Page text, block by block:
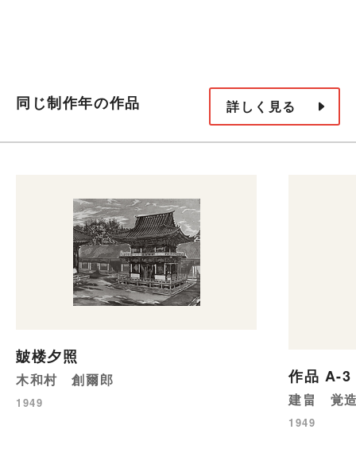
同じ制作年の作品 詳しく見る
皷楼夕照
木和村 創爾郎
1949
作品 A-3
建畠 覚
1949